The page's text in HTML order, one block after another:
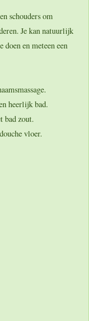
schouders om
Je kan natuurlijk
doen en meteen een
heerlijk bad.
bad zout.
vloer.